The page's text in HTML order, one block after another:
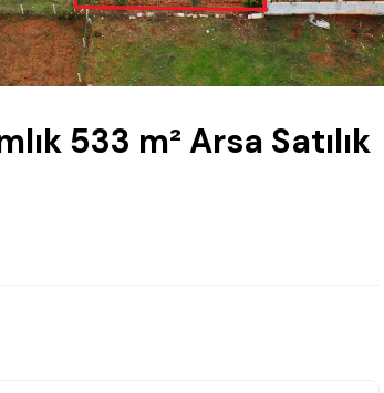
533 m² Arsa Satılık